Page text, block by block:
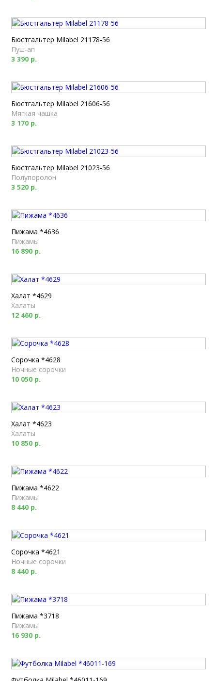
Бюстгальтер Milabel 21178-56
Пуш-ап
3 390 р.
Бюстгальтер Milabel 21606-56
Мягкая чашка
3 170 р.
Бюстгальтер Milabel 21023-56
Полупоролон
3 520 р.
Пижама *4636
Пижамы
16 890 р.
Халат *4629
Халаты
12 460 р.
Сорочка *4628
Ночные сорочки
10 050 р.
Халат *4623
Халаты
10 850 р.
Пижама *4622
Пижамы
8 440 р.
Сорочка *4621
Ночные сорочки
8 440 р.
Пижама *3718
Пижамы
16 930 р.